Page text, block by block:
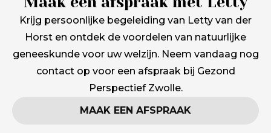
Krijg persoonlijke begeleiding van Letty van der
Horst en ontdek de voordelen van natuurlijke
geneeskunde voor uw welzijn. Neem vandaag nog
contact op voor een afspraak bij Gezond
Perspectief Zwolle.
MAAK EEN AFSPRAAK